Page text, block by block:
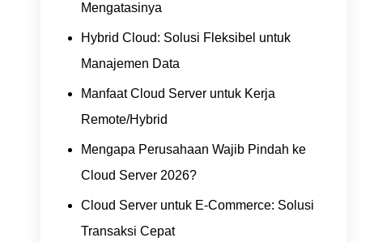
Mengatasinya
Hybrid Cloud: Solusi Fleksibel untuk
Manajemen Data
Manfaat Cloud Server untuk Kerja
Remote/Hybrid
Mengapa Perusahaan Wajib Pindah ke
Cloud Server 2026?
Cloud Server untuk E-Commerce: Solusi
Transaksi Cepat